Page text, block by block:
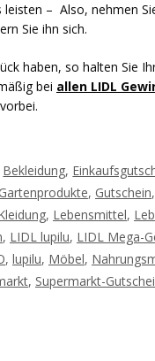
leisten – Also, nehmen
Sie ihn sich.
haben, so halten Sie
bei allen LIDL
Bekleidung,
Gartenprodukte, Gutschein,
, Lebensmittel,
, LIDL lupilu, LIDL Mega-
, lupilu, Möbel,
, Supermarkt-